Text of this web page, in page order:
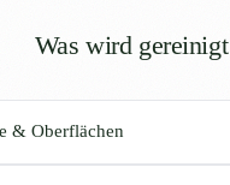
Was wird gereinigt
& Oberflächen